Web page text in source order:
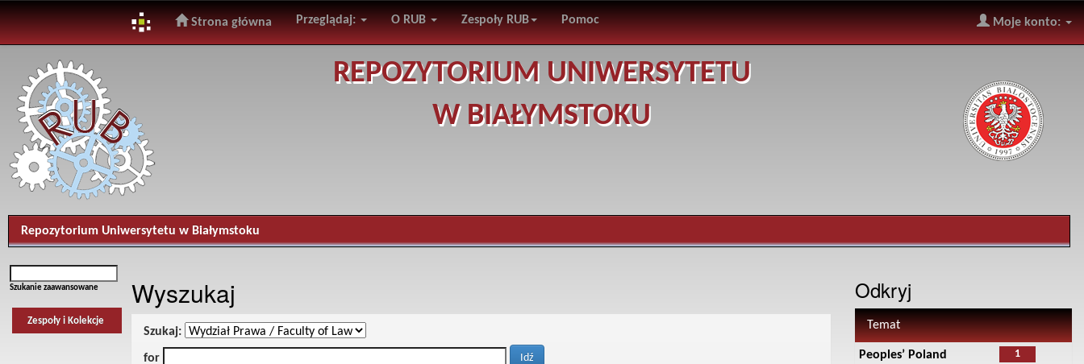
navigation
Strona główna Przeglądaj: O RUB Zespoły RUB Pomoc Moje konto:
REPOZYTORIUM UNIWERSYTETU
W BIAŁYMSTOKU
Repozytorium Uniwersytetu w Białymstoku
Szukanie zaawansowane
Zespoły i Kolekcje
Wyszukaj
Szukaj:
for
Odkryj
Temat
1
Peoples’ Poland